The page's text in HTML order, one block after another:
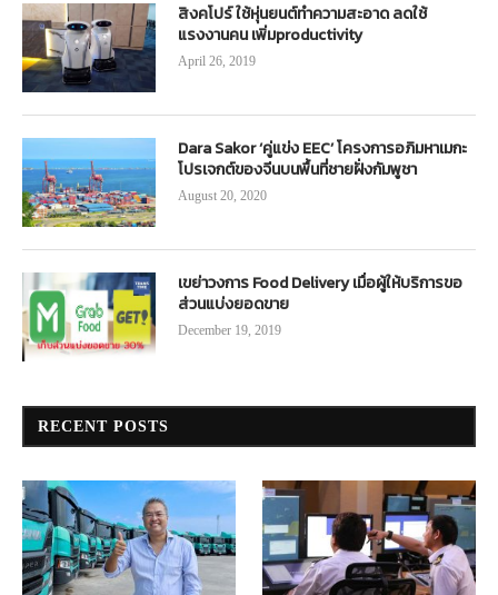
สิงคโปร์ ใช้หุ่นยนต์ทำความสะอาด ลดใช้
แรงงานคน เพิ่มproductivity
April 26, 2019
Dara Sakor ‘คู่แข่ง EEC’ โครงการอภิมหาเมกะ
โปรเจกต์ของจีนบนพื้นที่ชายฝั่งกัมพูชา
August 20, 2020
เขย่าวงการ Food Delivery เมื่อผู้ให้บริการขอ
ส่วนแบ่งยอดขาย
December 19, 2019
RECENT POSTS